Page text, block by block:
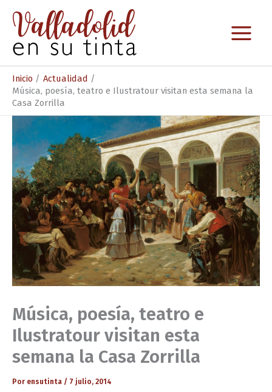
contenido
Inicio
Actualidad
Música, poesía, teatro e Ilustratour visitan esta semana la
Casa Zorrilla
Música, poesía, teatro e
Ilustratour visitan esta
semana la Casa Zorrilla
Por ensutinta / 7 julio, 2014